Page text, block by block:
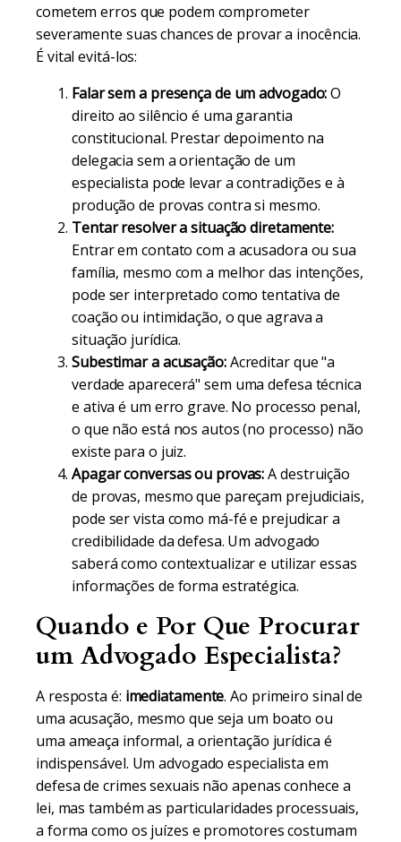
cometem erros que podem comprometer
severamente suas chances de provar a inocência.
É vital evitá-los:
Falar sem a presença de um advogado:O
direito ao silêncio é uma garantia
constitucional. Prestar depoimento na
delegacia sem a orientação de um
especialista pode levar a contradições e à
produção de provas contra si mesmo.
Tentar resolver a situação diretamente:
Entrar em contato com a acusadora ou sua
família, mesmo com a melhor das intenções,
pode ser interpretado como tentativa de
coação ou intimidação, o que agrava a
situação jurídica.
Subestimar a acusação:Acreditar que "a
verdade aparecerá" sem uma defesa técnica
e ativa é um erro grave. No processo penal,
o que não está nos autos (no processo) não
existe para o juiz.
Apagar conversas ou provas:A destruição
de provas, mesmo que pareçam prejudiciais,
pode ser vista como má-fé e prejudicar a
credibilidade da defesa. Um advogado
saberá como contextualizar e utilizar essas
informações de forma estratégica.
Quando e Por Que Procurar
um Advogado Especialista?
A resposta é: imediatamente. Ao primeiro sinal de
uma acusação, mesmo que seja um boato ou
uma ameaça informal, a orientação jurídica é
indispensável. Um advogado especialista em
defesa de crimes sexuais não apenas conhece a
lei, mas também as particularidades processuais,
a forma como os juízes e promotores costumam